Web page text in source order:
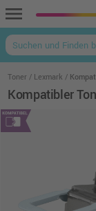
menu
Toner Lexmark
Kompatibler